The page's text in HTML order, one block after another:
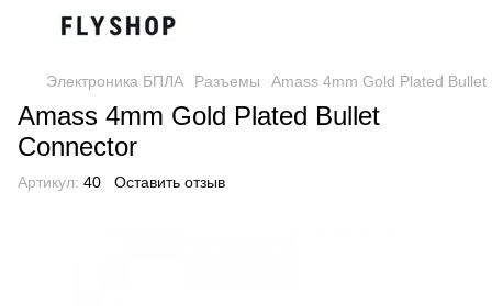
Электроника БПЛА Разъемы Amass 4mm Gold Plated Bullet
Amass 4mm Gold Plated Bullet
Connector
Артикул: 40 Оставить отзыв